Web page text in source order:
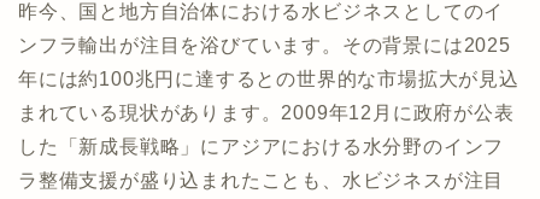
昨今、国と地方自治体における水ビジネスとしてのイ
ンフラ輸出が注目を浴びています。その背景には2025
年には約100兆円に達するとの世界的な市場拡大が見込
まれている現状があります。2009年12月に政府が公表
した「新成長戦略」にアジアにおける水分野のインフ
ラ整備支援が盛り込まれたことも、水ビジネスが注目